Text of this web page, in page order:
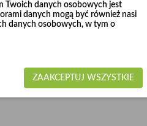
średnic odØ300 doØ1000).
Twoich danych osobowych jest
danych mogą być również nasi
danych osobowych, w tym o
ZAAKCEPTUJ WSZYSTKIE